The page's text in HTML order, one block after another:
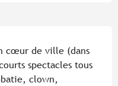
cœur de ville (dans
spectacles tous
clown,